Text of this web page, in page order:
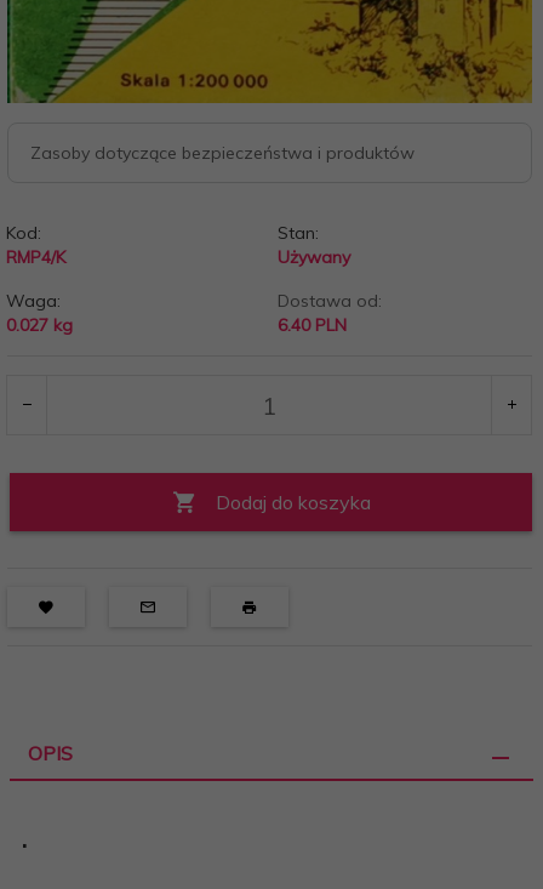
Zasoby dotyczące bezpieczeństwa i produktów
Kod:
RMP4/K
Stan:
Używany
Waga:
0.027 kg
Dostawa od:
6.40 PLN
Dodaj do koszyka
OPIS
.